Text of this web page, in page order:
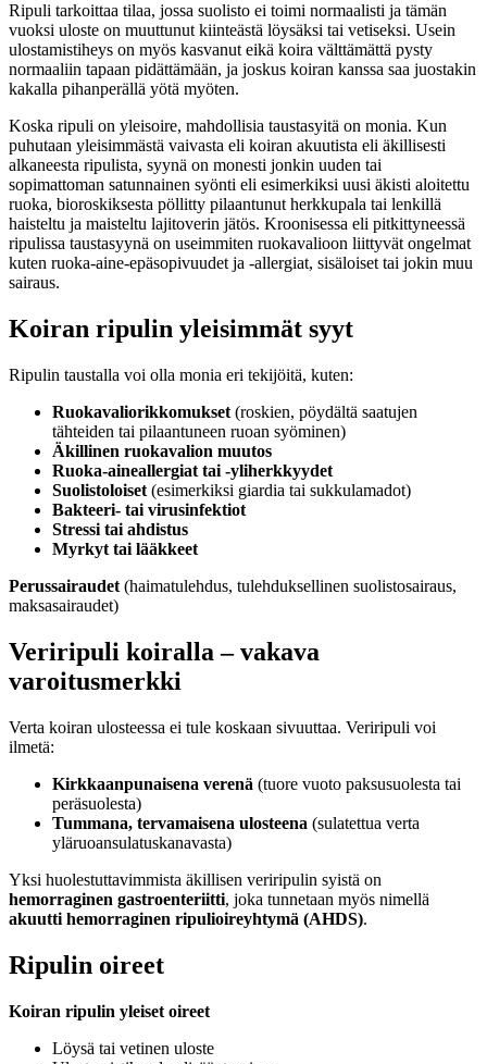
Ripuli tarkoittaa tilaa, jossa suolisto ei toimi normaalisti ja tämän
vuoksi uloste on muuttunut kiinteästä löysäksi tai vetiseksi. Usein
ulostamistiheys on myös kasvanut eikä koira välttämättä pysty
normaaliin tapaan pidättämään, ja joskus koiran kanssa saa juostakin
kakalla pihanperällä yötä myöten.
Koska ripuli on yleisoire, mahdollisia taustasyitä on monia. Kun
puhutaan yleisimmästä vaivasta eli koiran akuutista eli äkillisesti
alkaneesta ripulista, syynä on monesti jonkin uuden tai
sopimattoman satunnainen syönti eli esimerkiksi uusi äkisti aloitettu
ruoka, bioroskiksesta pöllitty pilaantunut herkkupala tai lenkillä
haisteltu ja maisteltu lajitoverin jätös. Kroonisessa eli pitkittyneessä
ripulissa taustasyynä on useimmiten ruokavalioon liittyvät ongelmat
kuten ruoka-aine-epäsopivuudet ja -allergiat, sisäloiset tai jokin muu
sairaus.
Koiran ripulin yleisimmät syyt
Ripulin taustalla voi olla monia eri tekijöitä, kuten:
Ruokavaliorikkomukset (roskien, pöydältä saatujen
tähteiden tai pilaantuneen ruoan syöminen)
Äkillinen ruokavalion muutos
Ruoka-aineallergiat tai -yliherkkyydet
Suolistoloiset (esimerkiksi giardia tai sukkulamadot)
Bakteeri- tai virusinfektiot
Stressi tai ahdistus
Myrkyt tai lääkkeet
Perussairaudet (haimatulehdus, tulehduksellinen suolistosairaus,
maksasairaudet)
Veriripuli koiralla – vakava
varoitusmerkki
Verta koiran ulosteessa ei tule koskaan sivuuttaa. Veriripuli voi
ilmetä:
Kirkkaanpunaisena verenä (tuore vuoto paksusuolesta tai
peräsuolesta)
Tummana, tervamaisena ulosteena (sulatettua verta
yläruoansulatuskanavasta)
Yksi huolestuttavimmista äkillisen veriripulin syistä on
hemorraginen gastroenteriitti, joka tunnetaan myös nimellä
akuutti hemorraginen ripulioireyhtymä (AHDS).
Ripulin oireet
Koiran ripulin yleiset oireet
Löysä tai vetinen uloste